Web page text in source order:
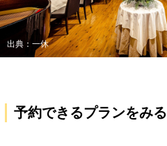
出典：一休
予約できるプランをみる